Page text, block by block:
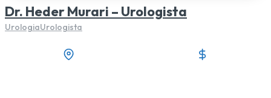
Dr. Heder Murari – Urologista
UrologiaUrologista